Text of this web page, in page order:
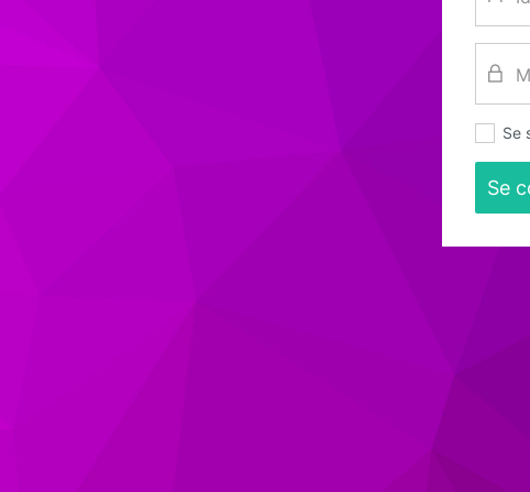
Se
Se